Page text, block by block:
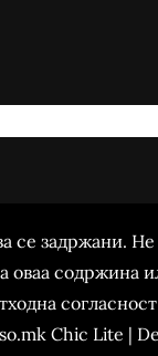
се задржани. Не
оваа содржина
Chic Lite |